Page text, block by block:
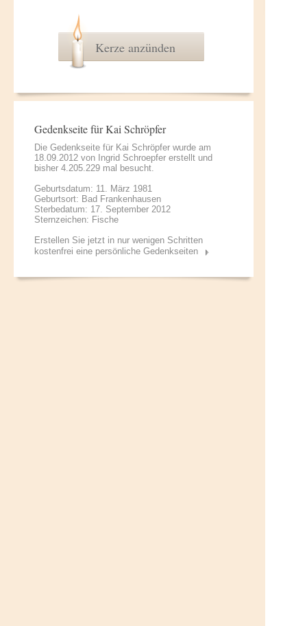
Kerze anzünden
Gedenkseite für Kai Schröpfer
Die Gedenkseite für Kai Schröpfer wurde am
18.09.2012 von Ingrid Schroepfer erstellt und
bisher 4.205.229 mal besucht.
Geburtsdatum: 11. März 1981
Geburtsort: Bad Frankenhausen
Sterbedatum: 17. September 2012
Sternzeichen: Fische
Erstellen Sie jetzt in nur wenigen Schritten
kostenfrei eine persönliche Gedenkseiten